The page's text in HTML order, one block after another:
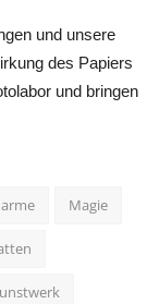
und unsere
des Papiers
und bringen
Magie